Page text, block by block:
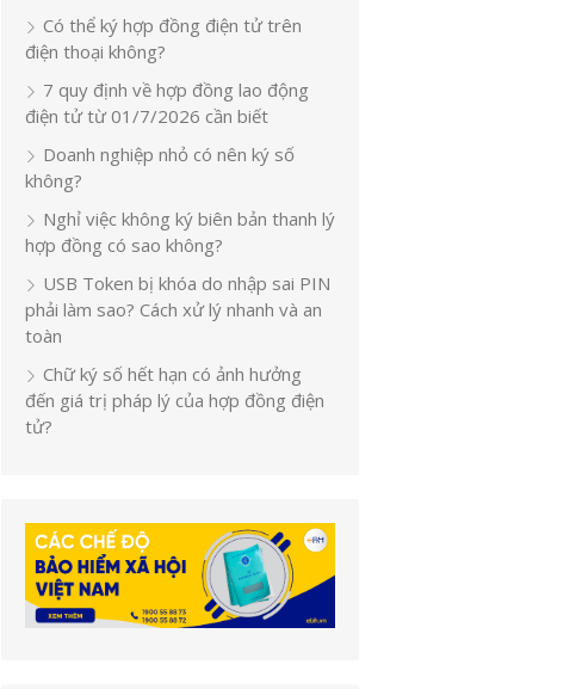
Có thể ký hợp đồng điện tử trên
điện thoại không?
7 quy định về hợp đồng lao động
điện tử từ 01/7/2026 cần biết
Doanh nghiệp nhỏ có nên ký số
không?
Nghỉ việc không ký biên bản thanh lý
hợp đồng có sao không?
USB Token bị khóa do nhập sai PIN
phải làm sao? Cách xử lý nhanh và an
toàn
Chữ ký số hết hạn có ảnh hưởng
đến giá trị pháp lý của hợp đồng điện
tử?